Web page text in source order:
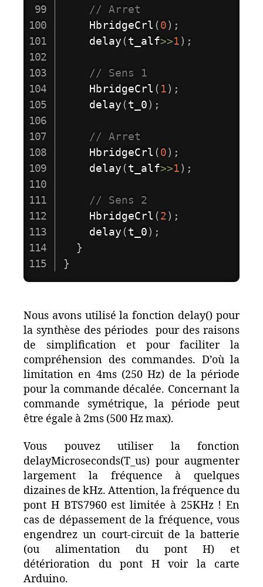
// Arret
HbridgeCrl (0) ;
delay(t_alf>>1) ;
// Sens 1
HbridgeCrl ( 1) ;
delay(t_0) ;
// Arret
HbridgeCrl (0) ;
delay(t_alf>>1) ;
// Sens 2
HbridgeCrl (2) ;
delay(t_0) ;
}
}
Nous avons utilisé la fonction delay() pour
la synthèse des périodes pour des raisons
de simplification et pour faciliter la
compréhension des commandes. D’où la
limitation en 4ms (250 Hz) de la période
pour la commande décalée. Concernant la
commande symétrique, la période peut
être égale à 2ms (500 Hz max).
Vous pouvez utiliser la fonction
delayMicroseconds(T_us) pour augmenter
largement la fréquence à quelques
dizaines de kHz. Attention, la fréquence du
pont H BTS7960 est limitée à 25KHz ! En
cas de dépassement de la fréquence, vous
engendrez un court-circuit de la batterie
(ou alimentation du pont H) et
détérioration du pont H voir la carte
Arduino.